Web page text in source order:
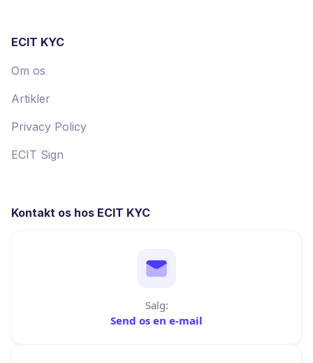
ECIT KYC
Om os
Artikler
Privacy Policy
ECIT Sign
Kontakt os hos ECIT KYC
Salg:
Send os en e-mail